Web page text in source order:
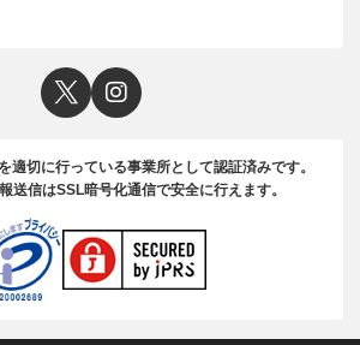
適切に行っている事業所として認証済みです。
送信はSSL暗号化通信で安全に行えます。